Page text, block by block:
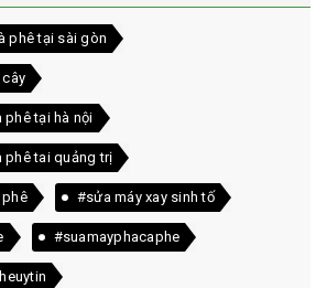
phê tại sài gòn
phê tại hà nội
phê tai quảng trị
#sửa máy xay sinh tố
#suamayphacaphe